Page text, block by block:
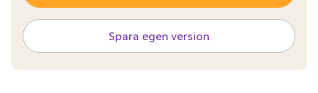
Spara egen version